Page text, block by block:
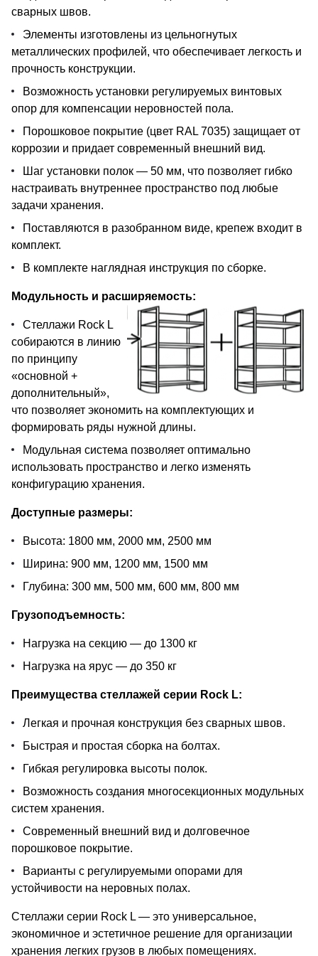
сварных швов.
Элементы изготовлены из цельногнутых
металлических профилей, что обеспечивает легкость и
прочность конструкции.
Возможность установки регулируемых винтовых
опор для компенсации неровностей пола.
Порошковое покрытие (цвет RAL 7035) защищает от
коррозии и придает современный внешний вид.
Шаг установки полок — 50 мм, что позволяет гибко
настраивать внутреннее пространство под любые
задачи хранения.
Поставляются в разобранном виде, крепеж входит в
комплект.
В комплекте наглядная инструкция по сборке.
Модульность и расширяемость:
Стеллажи Rock L
собираются в линию
по принципу
«основной +
дополнительный»,
что позволяет экономить на комплектующих и
формировать ряды нужной длины.
Модульная система позволяет оптимально
использовать пространство и легко изменять
конфигурацию хранения.
Доступные размеры:
Высота: 1800 мм, 2000 мм, 2500 мм
Ширина: 900 мм, 1200 мм, 1500 мм
Глубина: 300 мм, 500 мм, 600 мм, 800 мм
Грузоподъемность:
Нагрузка на секцию — до 1300 кг
Нагрузка на ярус — до 350 кг
Преимущества стеллажей серии Rock L:
Легкая и прочная конструкция без сварных швов.
Быстрая и простая сборка на болтах.
Гибкая регулировка высоты полок.
Возможность создания многосекционных модульных
систем хранения.
Современный внешний вид и долговечное
порошковое покрытие.
Варианты с регулируемыми опорами для
устойчивости на неровных полах.
Стеллажи серии Rock L — это универсальное,
экономичное и эстетичное решение для организации
хранения легких грузов в любых помещениях.